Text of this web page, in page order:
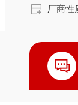
厂商性